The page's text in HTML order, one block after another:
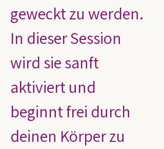
geweckt zu werden.
In dieser Session
wird sie sanft
aktiviert und
beginnt frei durch
deinen Körper zu